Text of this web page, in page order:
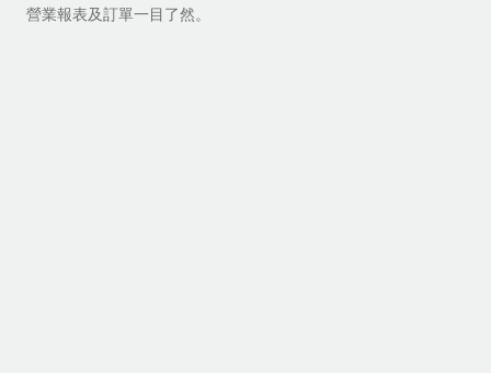
營業報表及訂單一目了然。